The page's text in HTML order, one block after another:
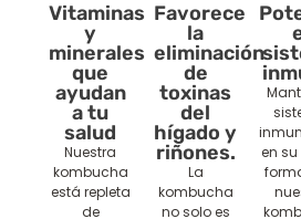
Vitaminas
y
minerales
que
ayudan
a tu
salud
Nuestra
kombucha
está repleta
de
Favorece
la
eliminación
de
toxinas
del
hígado y
riñones.
La
kombucha
no solo es
en